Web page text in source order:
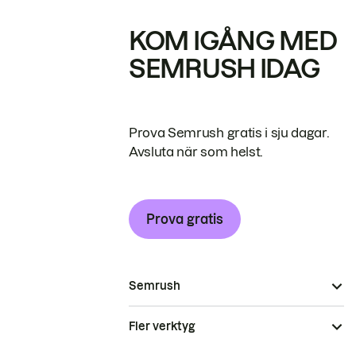
KOM IGÅNG MED
SEMRUSH IDAG
Prova Semrush gratis i sju dagar.
Avsluta när som helst.
Prova gratis
Semrush
Fler verktyg